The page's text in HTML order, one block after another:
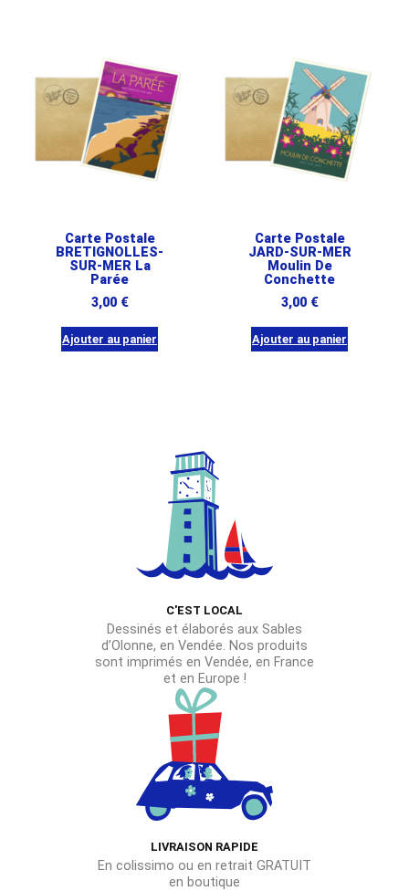
Carte Postale
BRETIGNOLLES-
SUR-MER La
Parée
3,00 €
Ajouter au panier
Carte Postale
JARD-SUR-MER
Moulin De
Conchette
3,00 €
Ajouter au panier
C'EST LOCAL
Dessinés et élaborés aux Sables
d’Olonne, en Vendée. Nos produits
sont imprimés en Vendée, en France
et en Europe !
LIVRAISON RAPIDE
En colissimo ou en retrait GRATUIT
en boutique